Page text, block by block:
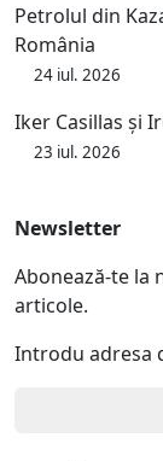
Petrolul din
România
24 iul. 2026
Iker Casillas și
23 iul. 2026
Newsletter
Abonează-te la
articole.
Introdu adresa